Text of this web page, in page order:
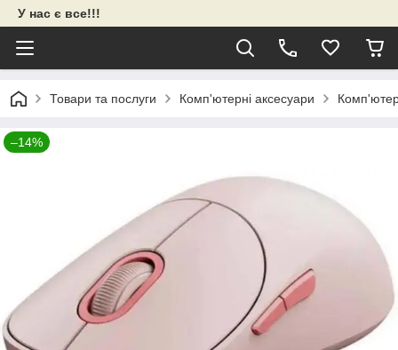
У нас є все!!!
Товари та послуги Комп'ютерні аксесуари
–14%